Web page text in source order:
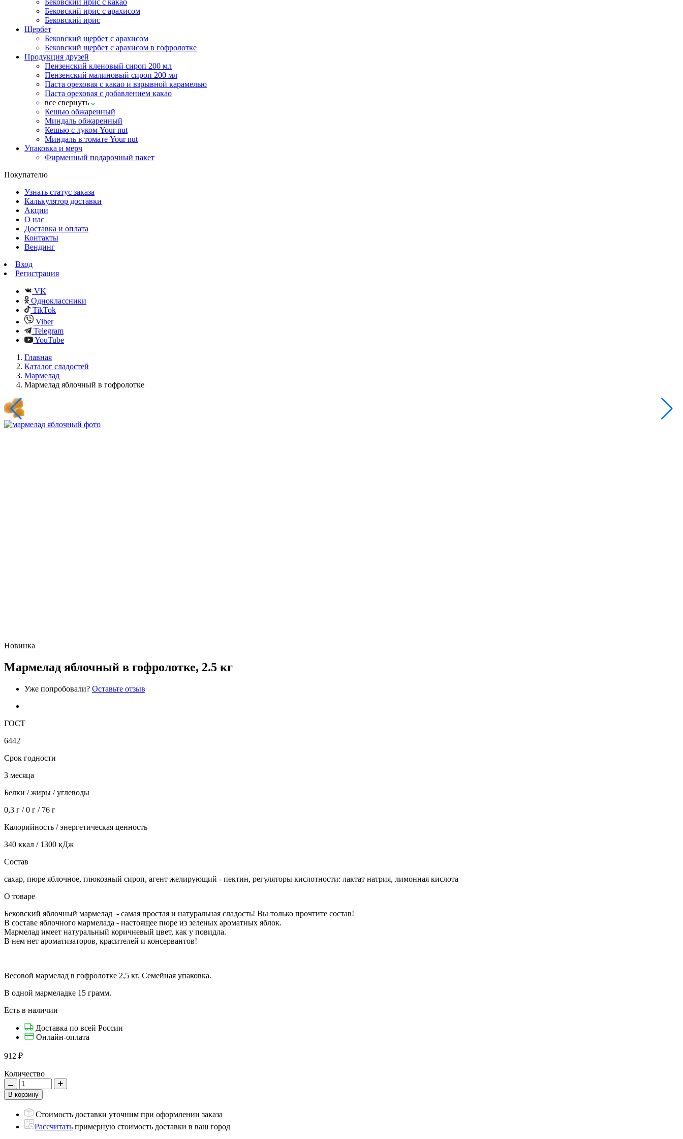
Бековский ирис с какао
Бековский ирис с арахисом
Бековский ирис
Щербет
Бековский щербет с арахисом
Бековский щербет с арахисом в гофролотке
Продукция друзей
Пензенский кленовый сироп 200 мл
Пензенский малиновый сироп 200 мл
Паста ореховая с какао и взрывной карамелью
Паста ореховая с добавлением какао
все свернуть
Кешью обжаренный
Миндаль обжаренный
Кешью с луком Your nut
Миндаль в томате Your nut
Упаковка и мерч
Фирменный подарочный пакет
Покупателю
Узнать статус заказа
Калькулятор доставки
Акции
О нас
Доставка и оплата
Контакты
Вендинг
Вход
Регистрация
VK
Одноклассники
TikTok
Viber
Telegram
YouTube
Главная
Каталог сладостей
Мармелад
Мармелад яблочный в гофролотке
Новинка
Мармелад яблочный в гофролотке, 2.5 кг
Уже попробовали? Оставьте отзыв
ГОСТ
6442
Срок годности
3 месяца
Белки / жиры / углеводы
0,3 г / 0 г / 76 г
Калорийность / энергетическая ценность
340 ккал / 1300 кДж
Состав
сахар, пюре яблочное, глюкозный сироп, агент желирующий - пектин, регуляторы кислотности: лактат натрия, лимонная кислота
О товаре
Бековский яблочный мармелад - самая простая и натуральная сладость! Вы только прочтите состав!
В составе яблочного мармелада - настоящее пюре из зеленых ароматных яблок.
Мармелад имеет натуральный коричневый цвет, как у повидла.
В нем нет ароматизаторов, красителей и консервантов!
Весовой мармелад в гофролотке 2,5 кг. Семейная упаковка.
В одной мармеладке 15 грамм.
Есть в наличии
Доставка по всей России
Онлайн-оплата
912 ₽
Количество
Стоимость доставки уточним при оформлении заказа
Рассчитать примерную стоимость доставки в ваш город